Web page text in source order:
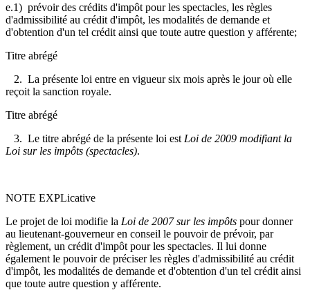
e.1) prévoir des crédits d'impôt pour les spectacles, les règles
d'admissibilité au crédit d'impôt, les modalités de demande et
d'obtention d'un tel crédit ainsi que toute autre question y afférente;
Titre abrégé
2. La présente loi entre en vigueur six mois après le jour où elle
reçoit la sanction royale.
Titre abrégé
3. Le titre abrégé de la présente loi est Loi de 2009 modifiant la
Loi sur les impôts (spectacles).
NOTE EXPLicative
Le projet de loi modifie la Loi de 2007 sur les impôts pour donner
au lieutenant-gouverneur en conseil le pouvoir de prévoir, par
règlement, un crédit d'impôt pour les spectacles. Il lui donne
également le pouvoir de préciser les règles d'admissibilité au crédit
d'impôt, les modalités de demande et d'obtention d'un tel crédit ainsi
que toute autre question y afférente.